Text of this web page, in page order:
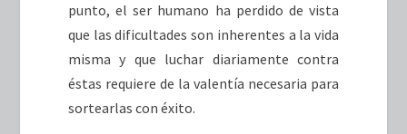
punto, el ser humano ha perdido de vista
que las dificultades son inherentes a la vida
misma y que luchar diariamente contra
éstas requiere de la valentía necesaria para
sortearlas con éxito.